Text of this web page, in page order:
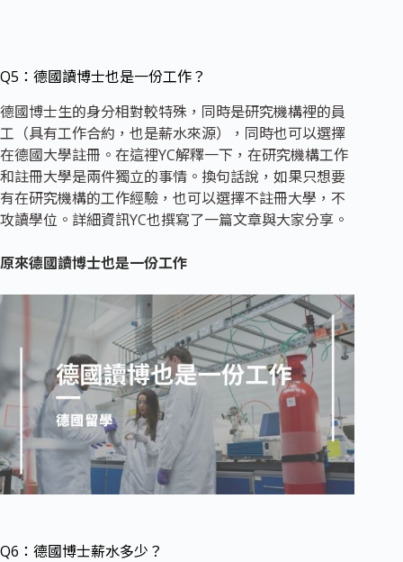
Q5：德國讀博士也是一份工作？
德國博士生的身分相對較特殊，同時是研究機構裡的員
工（具有工作合約，也是薪水來源），同時也可以選擇
在德國大學註冊。在這裡YC解釋一下，在研究機構工作
和註冊大學是兩件獨立的事情。換句話說，如果只想要
有在研究機構的工作經驗，也可以選擇不註冊大學，不
攻讀學位。詳細資訊YC也撰寫了一篇文章與大家分享。
原來德國讀博士也是一份工作
Q6：德國博士薪水多少？